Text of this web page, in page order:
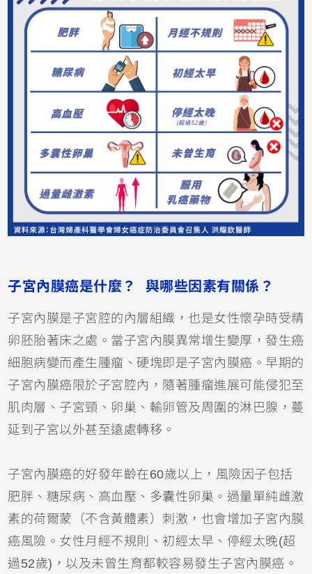
子宮內膜癌是什麼？ 與哪些因素有關係？
子宮內膜是子宮腔的內層組織，也是女性懷孕時受精
卵胚胎著床之處。當子宮內膜異常增生變厚，發生癌
細胞病變而產生腫瘤、硬塊即是子宮內膜癌。早期的
子宮內膜癌限於子宮腔內，隨著腫瘤進展可能侵犯至
肌肉層、子宮頸、卵巢、輸卵管及周圍的淋巴腺，蔓
延到子宮以外甚至遠處轉移。
子宮內膜癌的好發年齡在60歲以上，風險因子包括
肥胖、糖尿病、高血壓、多囊性卵巢。過量單純雌激
素的荷爾蒙（不含黃體素）刺激，也會增加子宮內膜
癌風險。女性月經不規則、初經太早、停經太晚(超
過52歲)，以及未曾生育都較容易發生子宮內膜癌。